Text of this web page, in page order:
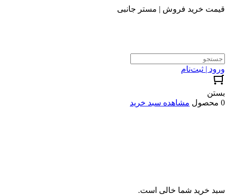
قیمت خرید فروش | مستر جانبی
ورود | ثبت‌نام
بستن
0 محصول
مشاهده سبد خرید
سبد خرید شما خالی است.